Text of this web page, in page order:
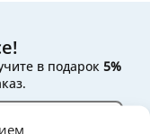
в подарок 5%